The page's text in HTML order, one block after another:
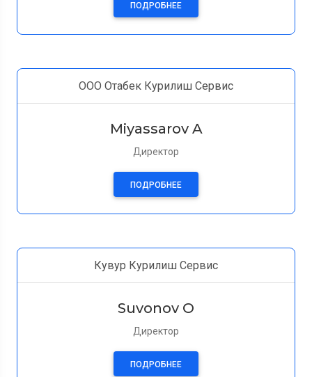
ПОДРОБНЕЕ
ООО Отабек Курилиш Сервис
Miyassarov A
Директор
ПОДРОБНЕЕ
Кувур Курилиш Сервис
Suvonov O
Директор
ПОДРОБНЕЕ